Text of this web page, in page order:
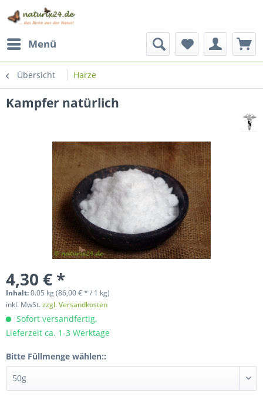
Menü
Übersicht Harze
Kampfer natürlich
4,30 € *
Inhalt:0.05 kg (86,00 € * / 1 kg)
inkl. MwSt.zzgl. Versandkosten
Sofort versandfertig,
Lieferzeit ca. 1-3 Werktage
Bitte Füllmenge wählen::